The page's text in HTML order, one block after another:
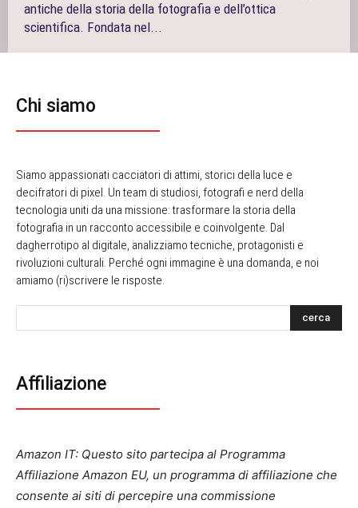
antiche della storia della fotografia e dell’ottica
scientifica. Fondata nel...
Chi siamo
Siamo appassionati cacciatori di attimi, storici della luce e
decifratori di pixel. Un team di studiosi, fotografi e nerd della
tecnologia uniti da una missione: trasformare la storia della
fotografia in un racconto accessibile e coinvolgente. Dal
dagherrotipo al digitale, analizziamo tecniche, protagonisti e
rivoluzioni culturali. Perché ogni immagine è una domanda, e noi
amiamo (ri)scrivere le risposte.
cerca
Affiliazione
Amazon IT: Questo sito partecipa al Programma
Affiliazione Amazon EU, un programma di affiliazione che
consente ai siti di percepire una commissione